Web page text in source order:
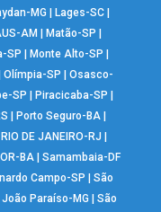
MG Lages-SC|
AM Matão-SP
SP Monte Alto-SP
|Olímpia-SP |Osasco-
SP Piracicaba-SP
Porto Seguro-BA
RIO DE JANEIRO-RJ
BA| Samambaia-DF
Campo-SP |São
João Paraíso-MG |São